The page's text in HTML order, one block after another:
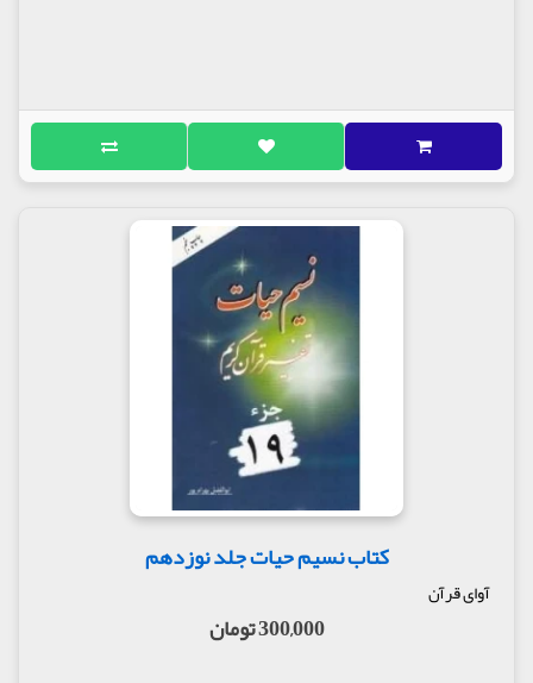
کتاب نسیم حیات جلد نوزدهم
آوای قرآن
300,000 تومان